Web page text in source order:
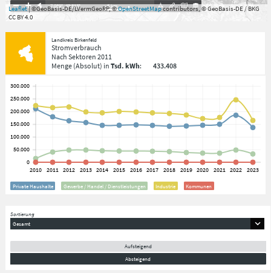
7.059°,49.813° 5km
Leaflet| ©GeoBasis-DE/LVermGeoRP, ©OpenStreetMapcontributors, © GeoBasis-DE / BKG
CC BY 4.0
Landkreis Birkenfeld
Stromverbrauch
Nach Sektoren 2011
Menge(Absolut) in Tsd. kWh: 433.408
Private Haushalte Gewerbe / Handel / Dienstleistungen Industrie Kommunen
Sortierung
Gesamt
Aufsteigend
Absteigend